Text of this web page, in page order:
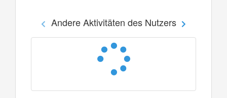
Andere Aktivitäten des Nutzers